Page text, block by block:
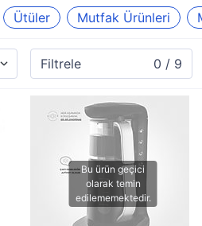
Ütüler Mutfak Ürünleri
Filtrele 0 / 9